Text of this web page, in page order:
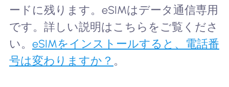
ードに残ります。eSIMはデータ通信専用
です。詳しい説明はこちらをご覧くださ
い。 eSIMをインストールすると、電話番
号は変わりますか？ 。